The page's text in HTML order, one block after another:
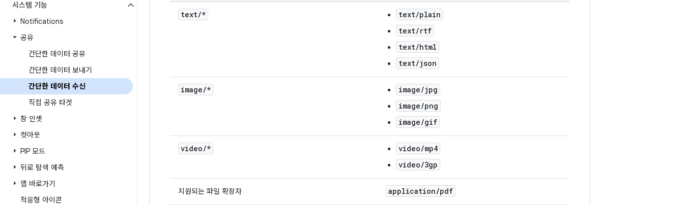
시스템 기능
Notifications
공유
간단한 데이터 공유
간단한 데이터 보내기
간단한 데이터 수신
직접 공유 타겟
창 인셋
컷아웃
PIP 모드
뒤로 탐색 예측
앱 바로가기
적응형 아이콘
text/*
text/plain
text/rtf
text/html
text/json
image/*
image/jpg
image/png
image/gif
video/*
video/mp4
video/3gp
지원되는 파일 확장자 application/pdf